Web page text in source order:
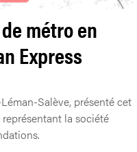
métro en
Express
Salève, présenté cet
la société